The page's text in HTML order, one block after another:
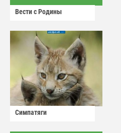
Вести с Родины
Симпатяги